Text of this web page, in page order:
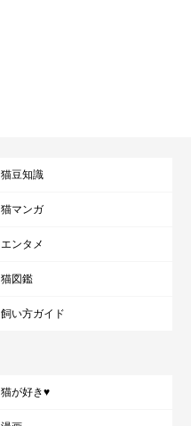
猫豆知識
猫マンガ
エンタメ
猫図鑑
飼い方ガイド
猫が好き♥